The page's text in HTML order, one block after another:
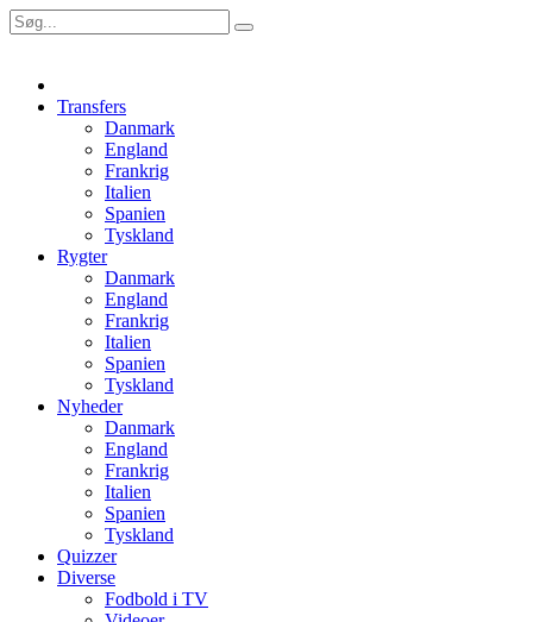
Transfers
Danmark
England
Frankrig
Italien
Spanien
Tyskland
Rygter
Danmark
England
Frankrig
Italien
Spanien
Tyskland
Nyheder
Danmark
England
Frankrig
Italien
Spanien
Tyskland
Quizzer
Diverse
Fodbold i TV